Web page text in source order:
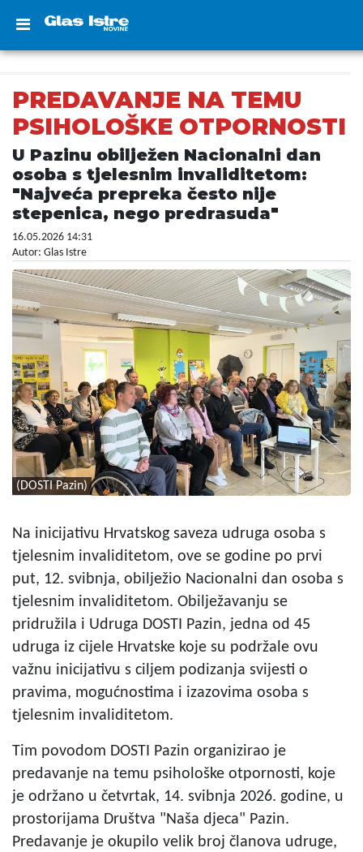
PREDAVANJE NA TEMU
PSIHOLOŠKE OTPORNOSTI
U Pazinu obilježen Nacionalni dan
osoba s tjelesnim invaliditetom:
"Najveća prepreka često nije
stepenica, nego predrasuda"
16.05.2026 14:31
Autor: Glas Istre
(DOSTI Pazin)
Na inicijativu Hrvatskog saveza udruga osoba s
tjelesnim invaliditetom, ove se godine po prvi
put, 12. svibnja, obilježio Nacionalni dan osoba s
tjelesnim invaliditetom. Obilježavanju se
pridružila i Udruga DOSTI Pazin, jedna od 45
udruga iz cijele Hrvatske koje su podržale ovu
važnu inicijativu s ciljem podizanja svijesti o
pravima, mogućnostima i izazovima osoba s
tjelesnim invaliditetom.
Tim povodom DOSTI Pazin organizirao je
predavanje na temu psihološke otpornosti, koje
je održano u četvrtak, 14. svibnja 2026. godine, u
prostorijama Društva "Naša djeca" Pazin.
Predavanje je okupilo velik broj članova udruge,